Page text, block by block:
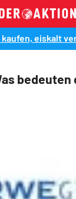
kaufen, eiskalt
bedeuten